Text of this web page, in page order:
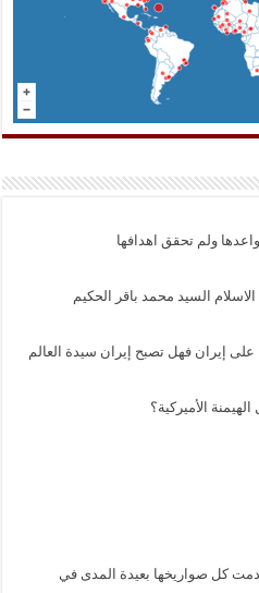
ولم تحقق اهدافها
السيد محمد باقر الحكيم
إيران فهل تصبح إيران سيدة العالم
الأميركية؟
كل صواريخها بعيدة المدى في